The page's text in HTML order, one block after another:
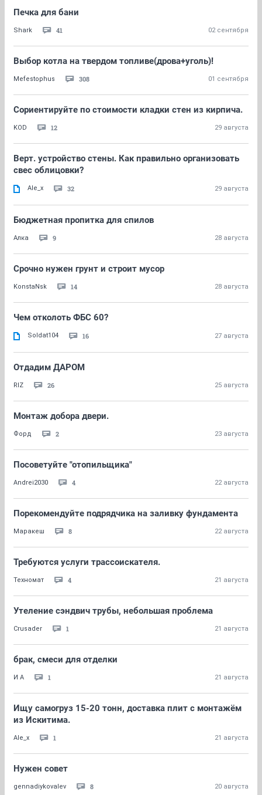
Печка для бани
Shark 41 02 сентября
Выбор котла на твердом топливе(дрова+уголь)!
Mefestophus 308 01 сентября
Сориентируйте по стоимости кладки стен из кирпича.
KOD 12 29 августа
Верт. устройство стены. Как правильно организовать
свес облицовки?
Ale_x 32 29 августа
Бюджетная пропитка для спилов
Алка 9 28 августа
Срочно нужен грунт и строит мусор
KonstaNsk 14 28 августа
Чем отколоть ФБС 60?
Soldat104 16 27 августа
Отдадим ДАРОМ
RIZ 26 25 августа
Монтаж добора двери.
Форд 2 23 августа
Посоветуйте "отопильщика"
Andrei2030 4 22 августа
Порекомендуйте подрядчика на заливку фундамента
Маракеш 8 22 августа
Требуются услуги трассоискателя.
Техномат 4 21 августа
Утеление сэндвич трубы, небольшая проблема
Crusader 1 21 августа
брак, смеси для отделки
И А 1 21 августа
Ищу самогруз 15-20 тонн, доставка плит с монтажём
из Искитима.
Ale_x 1 21 августа
Нужен совет
gennadiykovalev 8 20 августа